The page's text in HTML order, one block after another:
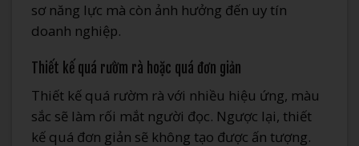
sơ năng lực mà còn ảnh hưởng đến uy tín
doanh nghiệp.
Thiết kế quá rườm rà hoặc quá đơn giản
Thiết kế quá rườm rà với nhiều hiệu ứng, màu
sắc sẽ làm rối mắt người đọc. Ngược lại, thiết
kế quá đơn giản sẽ không tạo được ấn tượng.